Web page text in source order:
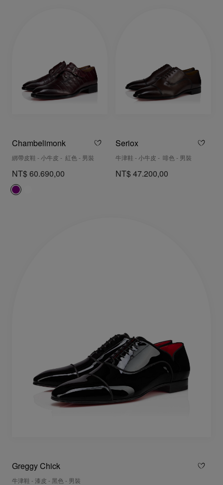
Chambelimonk
綁帶皮鞋 - 小牛皮 - 紅色 - 男裝
NT$ 60.690,00
Seriox
牛津鞋 - 小牛皮 - 啡色 - 男裝
NT$ 47.200,00
Greggy Chick
牛津鞋 - 漆皮 - 黑色 - 男裝